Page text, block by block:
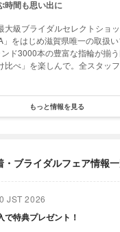
時間も思い出に
大級ブライダルセレクトショ
」をはじめ滋賀県唯一の取扱
ド3000本の豊富な指輪が揃
比べ」を楽しんで。全スタッ
もっと情報を見る
・ブライダルフェア情報
JST 2026
特典プレゼント！